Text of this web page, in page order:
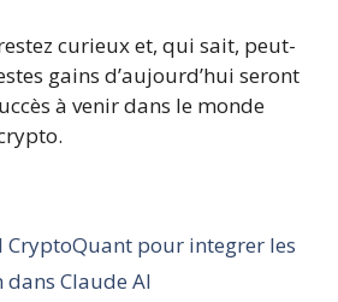
curieux et, qui sait, peut-
gains d’aujourd’hui seront
à venir dans le monde
CryptoQuant pour integrer les
Claude AI